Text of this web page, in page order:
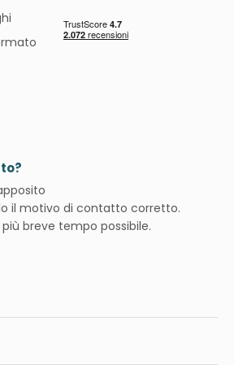
il motivo di contatto corretto.
breve tempo possibile.